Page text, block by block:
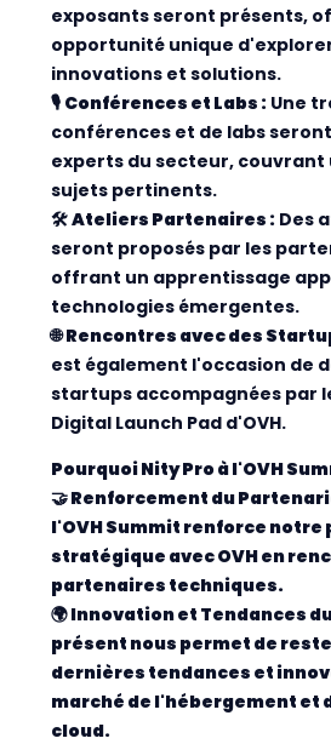
exposants seront présents,
opportunité unique
innovations et solutions.
🎙️ Conférences et Labs : Une
conférences et de labs
experts du secteur, couvrant
sujets pertinents.
🛠️Ateliers Partenaires : Des
seront proposés par les
offrant un apprentissage
technologies émergentes.
🌐Rencontres avec des
est également l'occasion de
startups accompagnées par
Digital Launch Pad d'OVH.
Pourquoi Nity Pro à l'OVH
🤝Renforcement du
l'OVH Summit renforce
stratégique avec OVH en
partenaires techniques.
🌍Innovation et Tendances
présent nous permet de
dernières tendances et
marché de l'hébergement et
cloud.